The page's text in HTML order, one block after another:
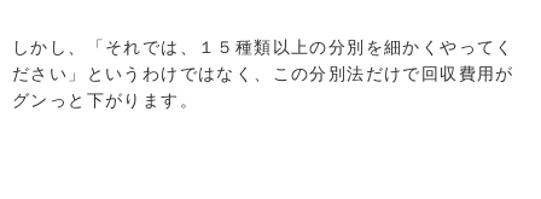
しかし、「それでは、１５種類以上の分別を細かくやってく
ださい」というわけではなく、この分別法だけで回収費用が
グンっと下がります。